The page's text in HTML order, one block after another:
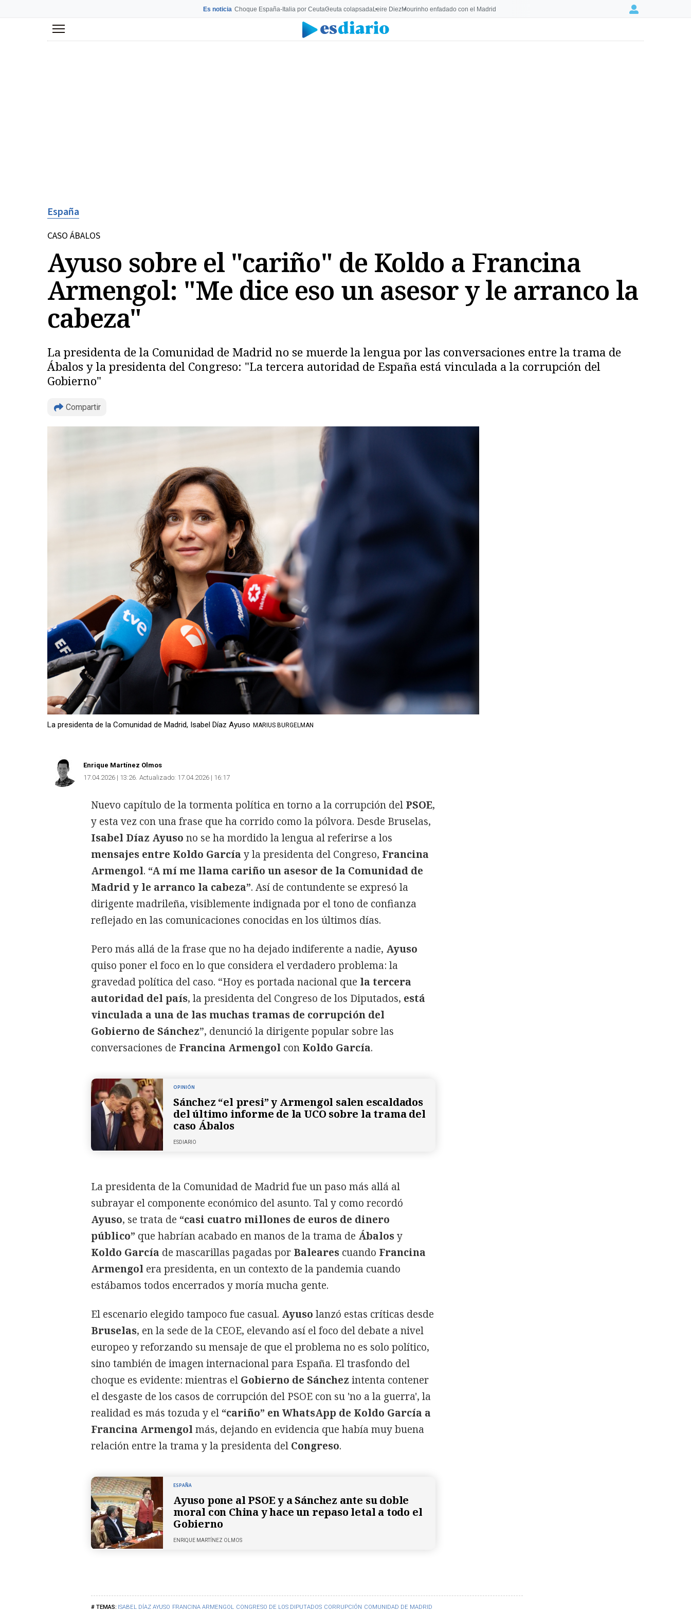
Es noticia Choque España-Italia por CeutaCeuta colapsadaLeire DiezMourinho enfadado con el Madrid Login
Menú
España
CASO ÁBALOS
Ayuso sobre el "cariño" de Koldo a Francina
Armengol: "Me dice eso un asesor y le arranco la
cabeza"
La presidenta de la Comunidad de Madrid no se muerde la lengua por las conversaciones entre la trama de
Ábalos y la presidenta del Congreso: "La tercera autoridad de España está vinculada a la corrupción del
Gobierno"
Compartir
La presidenta de la Comunidad de Madrid, Isabel Díaz Ayuso MARIUS BURGELMAN
Enrique Martínez Olmos
17.04.2026 | 13:26 Actualizado: 17.04.2026 | 16:17
ISABEL DÍAZ AYUSO FRANCINA ARMENGOL CONGRESO DE LOS DIPUTADOS CORRUPCIÓN COMUNIDAD DE MADRID
Nuevo capítulo de la tormenta política en torno a la corrupción del PSOE,
y esta vez con una frase que ha corrido como la pólvora. Desde Bruselas,
Isabel Díaz Ayuso no se ha mordido la lengua al referirse a los
mensajes entre Koldo García y la presidenta del Congreso, Francina
Armengol. “A mí me llama cariño un asesor de la Comunidad de
Madrid y le arranco la cabeza”. Así de contundente se expresó la
dirigente madrileña, visiblemente indignada por el tono de confianza
reflejado en las comunicaciones conocidas en los últimos días.
Pero más allá de la frase que no ha dejado indiferente a nadie, Ayuso
quiso poner el foco en lo que considera el verdadero problema: la
gravedad política del caso. “Hoy es portada nacional que la tercera
autoridad del país, la presidenta del Congreso de los Diputados, está
vinculada a una de las muchas tramas de corrupción del
Gobierno de Sánchez”, denunció la dirigente popular sobre las
conversaciones de Francina Armengol con Koldo García.
OPINIÓN
Sánchez “el presi” y Armengol salen escaldados
del último informe de la UCO sobre la trama del
caso Ábalos
ESDIARIO
La presidenta de la Comunidad de Madrid fue un paso más allá al
subrayar el componente económico del asunto. Tal y como recordó
Ayuso, se trata de “casi cuatro millones de euros de dinero
público” que habrían acabado en manos de la trama de Ábalosy
Koldo García de mascarillas pagadas por Baleares cuando Francina
Armengol era presidenta, en un contexto de la pandemia cuando
estábamos todos encerrados y moría mucha gente.
El escenario elegido tampoco fue casual. Ayuso lanzó estas críticas desde
Bruselas, en la sede de la CEOE, elevando así el foco del debate a nivel
europeo y reforzando su mensaje de que el problema no es solo político,
sino también de imagen internacional para España. El trasfondo del
choque es evidente: mientras el Gobierno de Sánchez intenta contener
el desgaste de los casos de corrupción del PSOE con su 'no a la guerra', la
realidad es más tozuda y el “cariño” en WhatsApp de Koldo García a
Francina Armengol más, dejando en evidencia que había muy buena
relación entre la trama y la presidenta del Congreso.
ESPAÑA
Ayuso pone al PSOE y a Sánchez ante su doble
moral con China y hace un repaso letal a todo el
Gobierno
ENRIQUE MARTÍNEZ OLMOS